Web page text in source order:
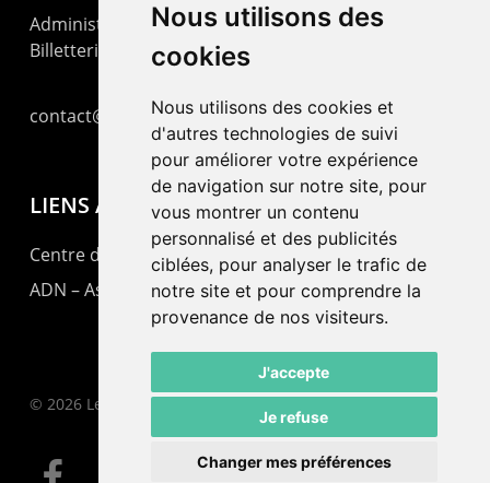
Nous utilisons des
cookies
Nous utilisons des cookies et
d'autres technologies de suivi
pour améliorer votre expérience
de navigation sur notre site, pour
vous montrer un contenu
personnalisé et des publicités
ciblées, pour analyser le trafic de
notre site et pour comprendre la
provenance de nos visiteurs.
J'accepte
Je refuse
Changer mes préférences
Administration : +41 32 725 03 03
Billetterie : +41 32 725 05 05
contact@lepommier.ch
LIENS AMIS
Centre de culture ABC
ADN – Association Danse Neuchâtel
© 2026 Le Pommier.
facebook email